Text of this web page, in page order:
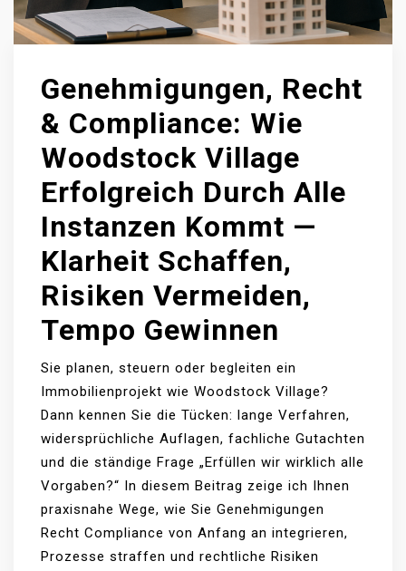
Genehmigungen, Recht
& Compliance: Wie
Woodstock Village
Erfolgreich Durch Alle
Instanzen Kommt —
Klarheit Schaffen,
Risiken Vermeiden,
Tempo Gewinnen
Sie planen, steuern oder begleiten ein
Immobilienprojekt wie Woodstock Village?
Dann kennen Sie die Tücken: lange Verfahren,
widersprüchliche Auflagen, fachliche Gutachten
und die ständige Frage „Erfüllen wir wirklich alle
Vorgaben?“ In diesem Beitrag zeige ich Ihnen
praxisnahe Wege, wie Sie Genehmigungen
Recht Compliance von Anfang an integrieren,
Prozesse straffen und rechtliche Risiken